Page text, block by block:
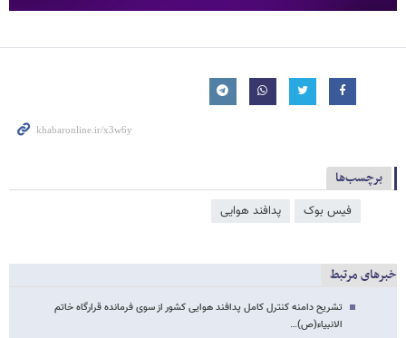
برچسب‌ها
فیس بوک پدافند هوایی
خبرهای مرتبط
تشریح دامنه کنترل کامل پدافند هوایی کشور از سوی فرمانده قرارگاه خاتم
الانبیاء(ص)…